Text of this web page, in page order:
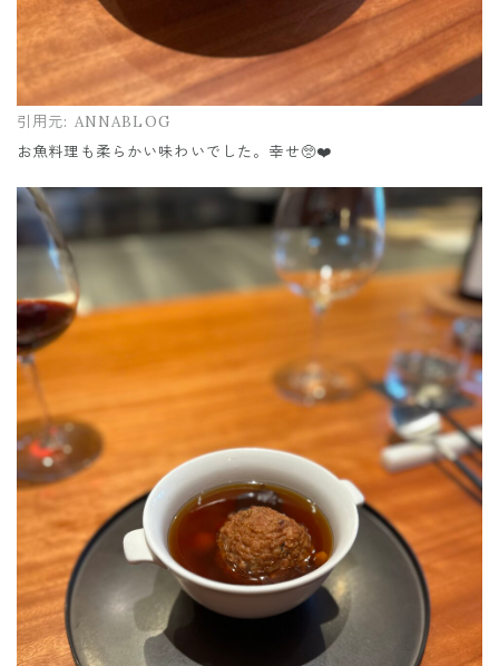
引用元: ANNABLOG
お魚料理も柔らかい味わいでした。幸せ🥺❤️